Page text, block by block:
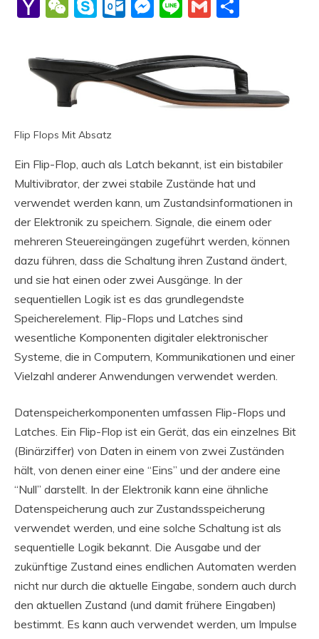
Yahoo
WeChat
SkypeOutlook.com
Messenger
LineGmail
Flip Flops Mit Absatz
Ein Flip-Flop, auch als Latch bekannt, ist ein bistabiler
Multivibrator, der zwei stabile Zustände hat und
verwendet werden kann, um Zustandsinformationen in
der Elektronik zu speichern. Signale, die einem oder
mehreren Steuereingängen zugeführt werden, können
dazu führen, dass die Schaltung ihren Zustand ändert,
und sie hat einen oder zwei Ausgänge. In der
sequentiellen Logik ist es das grundlegendste
Speicherelement. Flip-Flops und Latches sind
wesentliche Komponenten digitaler elektronischer
Systeme, die in Computern, Kommunikationen und einer
Vielzahl anderer Anwendungen verwendet werden.
Datenspeicherkomponenten umfassen Flip-Flops und
Latches. Ein Flip-Flop ist ein Gerät, das ein einzelnes Bit
(Binärziffer) von Daten in einem von zwei Zuständen
hält, von denen einer eine “Eins” und der andere eine
“Null” darstellt. In der Elektronik kann eine ähnliche
Datenspeicherung auch zur Zustandsspeicherung
verwendet werden, und eine solche Schaltung ist als
sequentielle Logik bekannt. Die Ausgabe und der
zukünftige Zustand eines endlichen Automaten werden
nicht nur durch die aktuelle Eingabe, sondern auch durch
den aktuellen Zustand (und damit frühere Eingaben)
bestimmt. Es kann auch verwendet werden, um Impulse